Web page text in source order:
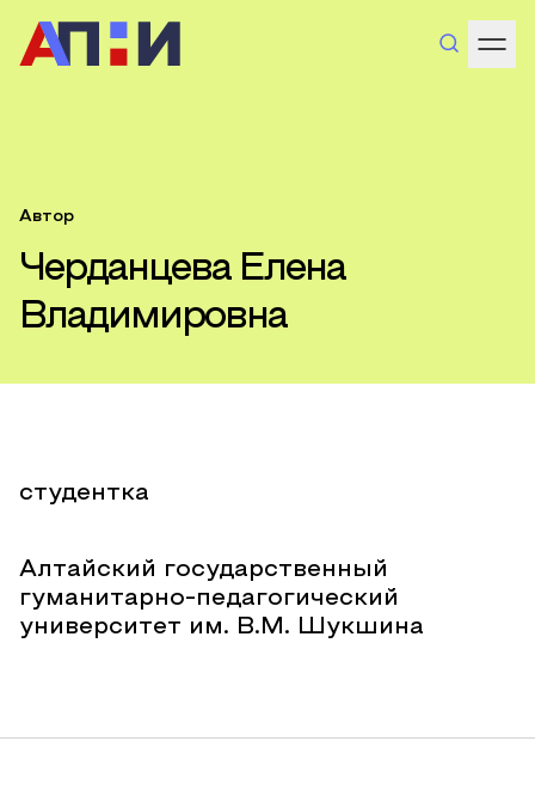
Автор
Черданцева Елена
Владимировна
студентка
Алтайский государственный
гуманитарно-педагогический
университет им. В.М. Шукшина